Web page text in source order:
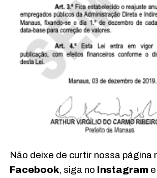
Não deixe de curtir nossa página
Facebook, siga no Instagrame